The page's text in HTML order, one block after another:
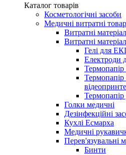
Каталог товарів
Косметологічні засоби
Медичні витратні
Витратні
Витратні
Гелі для
Електроди
Термопапір
Термопапір
Термопапір
Голки медичні
Дезінфекційні
Кухлі Есмарха
Медичні
Перев'язувальні
Бинти